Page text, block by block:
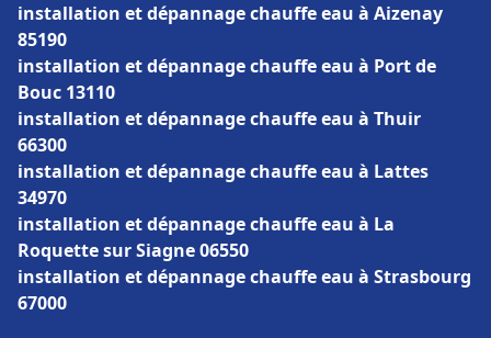
installation et dépannage chauffe eau à Aizenay
85190
installation et dépannage chauffe eau à Port de
Bouc 13110
installation et dépannage chauffe eau à Thuir
66300
installation et dépannage chauffe eau à Lattes
34970
installation et dépannage chauffe eau à La
Roquette sur Siagne 06550
installation et dépannage chauffe eau à Strasbourg
67000